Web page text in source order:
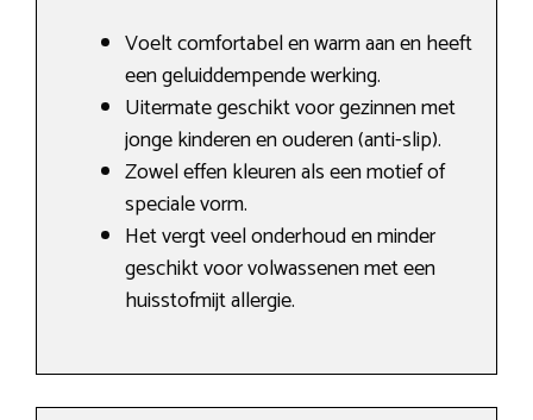
Voelt comfortabel en warm aan en heeft
een geluiddempende werking.
Uitermate geschikt voor gezinnen met
jonge kinderen en ouderen (anti-slip).
Zowel effen kleuren als een motief of
speciale vorm.
Het vergt veel onderhoud en minder
geschikt voor volwassenen met een
huisstofmijt allergie.